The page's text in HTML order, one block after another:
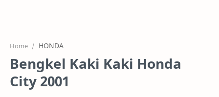
PROJEK
Home HONDA
Bengkel Kaki Kaki Honda
City 2001